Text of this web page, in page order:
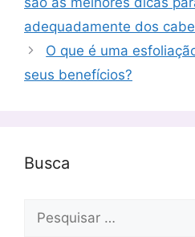
adequadamente dos
O que é uma
seus benefícios?
Busca
por: